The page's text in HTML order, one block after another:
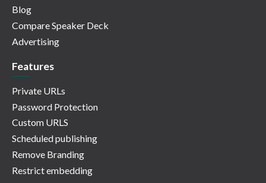
Blog
Compare Speaker Deck
Advertising
Features
Private URLs
Password Protection
Custom URLS
Scheduled publishing
Remove Branding
Restrict embedding